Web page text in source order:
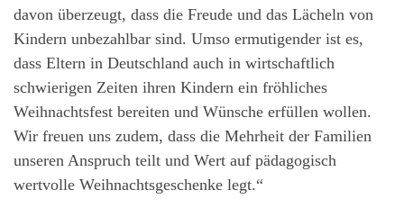
davon überzeugt, dass die Freude und das Lächeln von
Kindern unbezahlbar sind. Umso ermutigender ist es,
dass Eltern in Deutschland auch in wirtschaftlich
schwierigen Zeiten ihren Kindern ein fröhliches
Weihnachtsfest bereiten und Wünsche erfüllen wollen.
Wir freuen uns zudem, dass die Mehrheit der Familien
unseren Anspruch teilt und Wert auf pädagogisch
wertvolle Weihnachtsgeschenke legt.“